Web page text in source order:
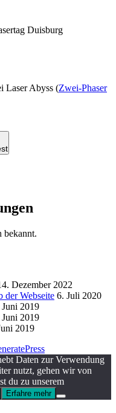
Duisburg
Laser Abyss (Zwei-Phaser
bekannt.
Dezember 2022
der Webseite 6. Juli 2020
2019
Juni 2019
2019
Daten zur Verwendung
nutzt, gehen wir von
du zu unserem
Erfahre mehr